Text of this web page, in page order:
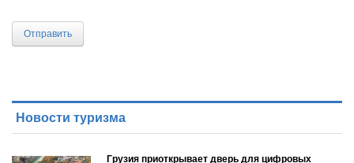
Отправить
Новости туризма
Грузия приоткрывает дверь для цифровых